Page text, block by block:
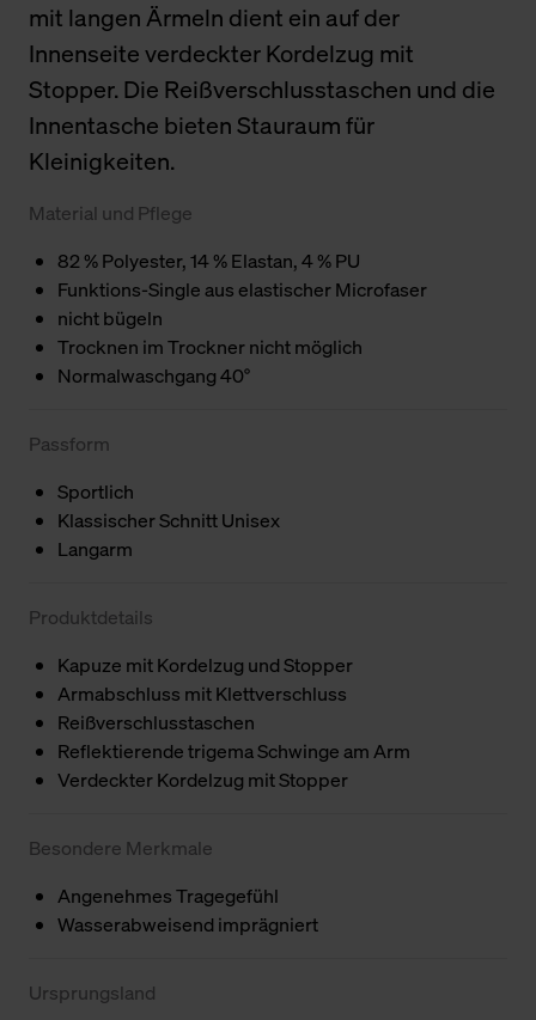
mit langen Ärmeln dient ein auf der
Innenseite verdeckter Kordelzug mit
Stopper. Die Reißverschlusstaschen und die
Innentasche bieten Stauraum für
Kleinigkeiten.
Material und Pflege
82 % Polyester, 14 % Elastan, 4 % PU
Funktions-Single aus elastischer Microfaser
nicht bügeln
Trocknen im Trockner nicht möglich
Normalwaschgang 40°
Passform
Sportlich
Klassischer Schnitt Unisex
Langarm
Produktdetails
Kapuze mit Kordelzug und Stopper
Armabschluss mit Klettverschluss
Reißverschlusstaschen
Reflektierende trigema Schwinge am Arm
Verdeckter Kordelzug mit Stopper
Besondere Merkmale
Angenehmes Tragegefühl
Wasserabweisend imprägniert
Ursprungsland